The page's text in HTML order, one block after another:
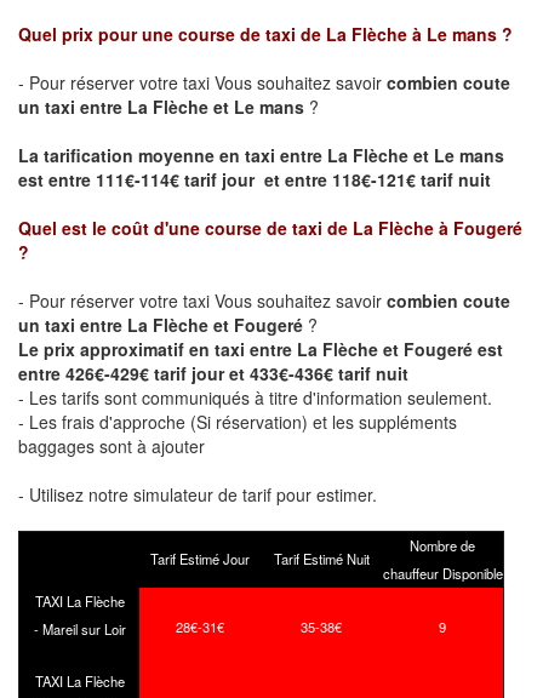
Quel prix pour une course de taxi de La Flèche à Le mans ?
- Pour réserver votre taxi Vous souhaitez savoir combien coute
un taxi entre La Flèche et Le mans ?
La tarification moyenne en taxi entre La Flèche et Le mans
est entre 111€-114€ tarif jour et entre 118€-121€ tarif nuit
Quel est le coût d'une course de taxi de La Flèche à Fougeré
?
- Pour réserver votre taxi Vous souhaitez savoir combien coute
un taxi entre La Flèche et Fougeré ?
Le prix approximatif en taxi entre La Flèche et Fougeré est
entre 426€-429€ tarif jour et 433€-436€ tarif nuit
- Les tarifs sont communiqués à titre d'information seulement.
- Les frais d'approche (Si réservation) et les suppléments
baggages sont à ajouter
- Utilisez notre simulateur de tarif pour estimer.
Tarif Estimé Jour Tarif Estimé Nuit
Nombre de
chauffeur Disponible
TAXI La Flèche
- Mareil sur Loir
28€-31€ 35-38€ 9
TAXI La Flèche